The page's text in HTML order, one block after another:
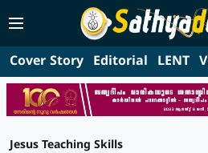
Cover Story Editorial LENT
Jesus Teaching Skills